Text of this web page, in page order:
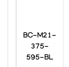
BC-M21-
375-
595-BL